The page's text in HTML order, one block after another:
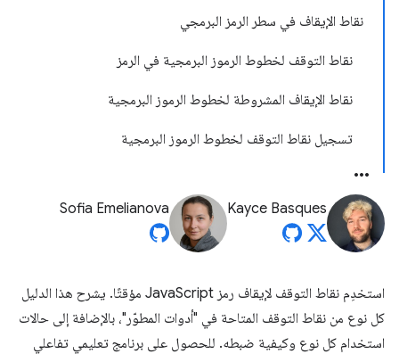
نقاط الإيقاف في سطر الرمز البرمجي
نقاط التوقف لخطوط الرموز البرمجية في الرمز
نقاط الإيقاف المشروطة لخطوط الرموز البرمجية
تسجيل نقاط التوقف لخطوط الرموز البرمجية
Kayce Basques
Sofia Emelianova
استخدِم نقاط التوقف لإيقاف رمز JavaScript مؤقتًا. يشرح هذا الدليل
كل نوع من نقاط التوقف المتاحة في "أدوات المطوّر"، بالإضافة إلى حالات
استخدام كل نوع وكيفية ضبطه. للحصول على برنامج تعليمي تفاعلي